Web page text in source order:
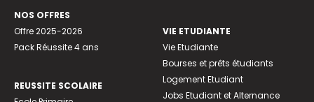
NOS OFFRES
Offre 2025-2026
Pack Réussite 4 ans
REUSSITE SCOLAIRE
VIE ETUDIANTE
Vie Etudiante
Bourses et prêts étudiants
Logement Etudiant
Jobs Etudiant et Alternance